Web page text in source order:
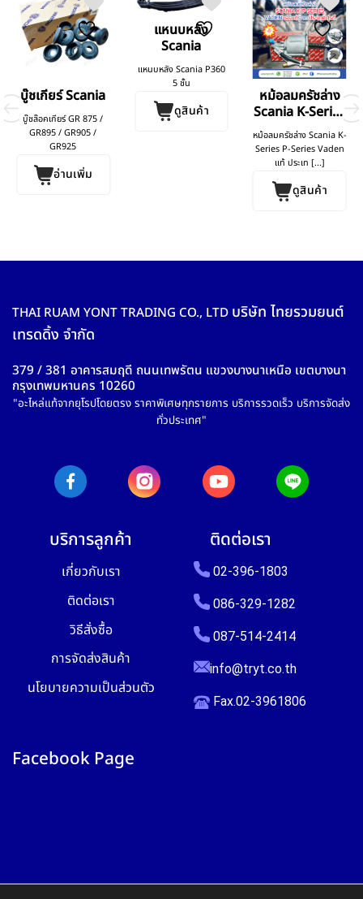
บู๊ชเกียร์ Scania
บู๊ชล๊อคเกียร์ GR 875 /
GR895 / GR905 /
GR925
อ่านเพิ่ม
แหนบหลัง
Scania
แหนบหลัง Scania P360
5 ชั้น
ดูสินค้า
หม้อลมครัชล่าง
Scania K-Series
P-Series
หม้อลมครัชล่าง Scania K-
Series P-Series Vaden
แท้ ประเท [...]
ดูสินค้า
THAI RUAM YONT TRADING CO., LTD บริษัท ไทยรวมยนต์
เทรดดิ้ง จำกัด
379 / 381 อาคารสมฤดี ถนนเทพรัตน แขวงบางนาเหนือ เขตบางนา
กรุงเทพมหานคร 10260
"อะไหล่แท้จากยุโรปโดยตรง ราคาพิเศษทุกรายการ บริการรวดเร็ว บริการจัดส่ง
ทั่วประเทศ"
บริการลูกค้า
เกี่ยวกับเรา
ติดต่อเรา
วิธีสั่งซื้อ
การจัดส่งสินค้า
นโยบายความเป็นส่วนตัว
ติดต่อเรา
02-396-1803
086-329-1282
087-514-2414
info@tryt.co.th
Fax.02-3961806
Facebook Page